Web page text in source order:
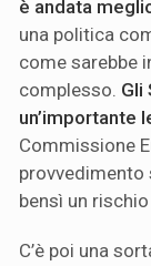
è andata
una politica
come sarebbe
complesso. Gli
un’importante
Commissione
provvedimento
bensì un
C’è poi una